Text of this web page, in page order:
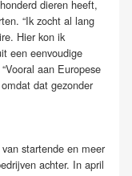
dieren heeft,
“Ik zocht al lang
Hier kon ik
een eenvoudige
aan Europese
dat gezonder
startende en meer
achter. In april